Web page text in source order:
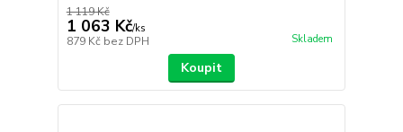
1 119 Kč
1 063 Kč/ks
879 Kč bez DPH Skladem
Koupit